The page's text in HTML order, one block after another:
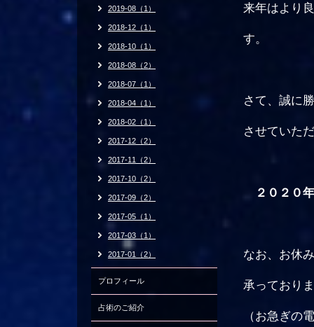
来年はより
す。
さて、誠に
させていた
２０２０
なお、お休
承っており
（お急ぎの
2019-08（1）
2018-12（1）
2018-10（1）
2018-08（2）
2018-07（1）
2018-04（1）
2018-02（1）
2017-12（2）
2017-11（2）
2017-10（2）
2017-09（2）
2017-05（1）
2017-03（1）
2017-01（2）
プロフィール
占術のご紹介